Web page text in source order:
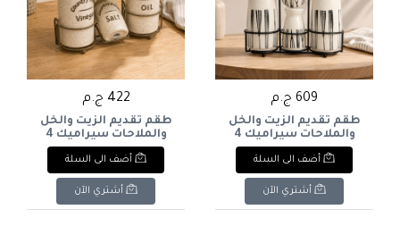
609 ج.م
طقم تقديم الزيت والخل
والملاحات سيراميك 4
قطع مع حامل معدني
أسود (أوف وايت بنقشة
خطوط سوداء). & : 4-
Piece Ceramic Oil,
Vinegar, Salt & Pepper
أضف الى السلة
أشتري الآن
422 ج.م
طقم تقديم الزيت والخل
والملاحات سيراميك 4
قطع بتصميم ريفي
"Country Home" مع
حامل معدني زيتي/
زيتوني. & : 4-Piece
Ceramic Oil, Vinegar,
أضف الى السلة
أشتري الآن